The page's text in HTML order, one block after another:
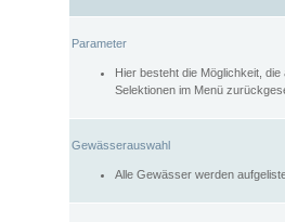
Parameter
Hier besteht die Möglichkeit,
Selektionen im Menü
Gewässerauswahl
Alle Gewässer werden